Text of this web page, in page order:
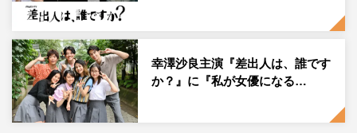
◆自身の役柄の紹介と、演じる上で心掛けていることをお
願いします。
幸澤：美月は“普通の女の子”みたいな感じで台本に書かれ
ていて。普通って何だろうって、最初は考え込みました。
幸澤沙良主演『差出人は、誰です
か？』に『私が女優になる…